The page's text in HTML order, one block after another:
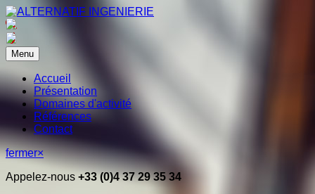
Menu
Accueil
Présentation
Domaines d'activité
Références
Contact
fermer×
Appelez-nous +33 (0)4 37 29 35 34